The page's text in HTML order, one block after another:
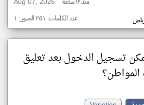
منذ ١٢ ساعة
عدد الكلمات: ٢٥١ الصور: ١
تسجيل الدخول بعد تعليق